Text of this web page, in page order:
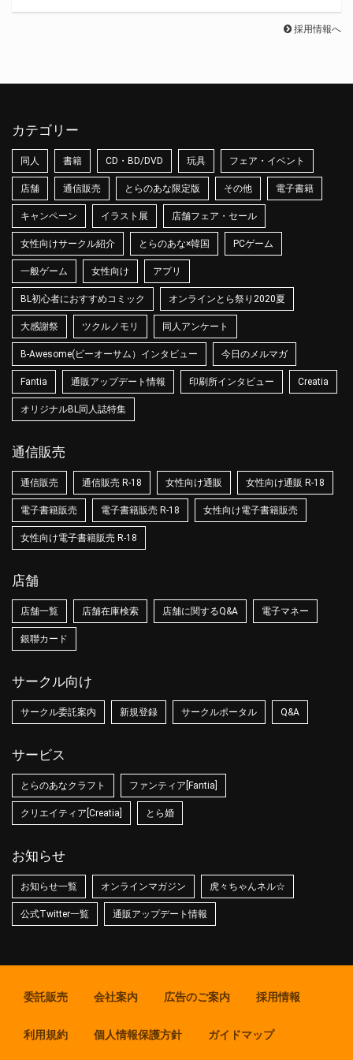
採用情報へ
カテゴリー
同人 書籍 CD・BD/DVD 玩具 フェア・イベント
店舗 通信販売 とらのあな限定版 その他 電子書籍
キャンペーン イラスト展 店舗フェア・セール
女性向けサークル紹介 とらのあな×韓国 PCゲーム
一般ゲーム 女性向け アプリ
BL初心者におすすめコミック オンラインとら祭り2020夏
大感謝祭 ツクルノモリ 同人アンケート
B-Awesome(ビーオーサム）インタビュー 今日のメルマガ
Fantia 通販アップデート情報 印刷所インタビュー Creatia
オリジナルBL同人誌特集
通信販売
通信販売 通信販売 R-18 女性向け通販 女性向け通販 R-18
電子書籍販売 電子書籍販売 R-18 女性向け電子書籍販売
女性向け電子書籍販売 R-18
店舗
店舗一覧 店舗在庫検索 店舗に関するQ&A 電子マネー
銀聯カード
サークル向け
サークル委託案内 新規登録 サークルポータル Q&A
サービス
とらのあなクラフト ファンティア[Fantia]
クリエイティア[Creatia] とら婚
お知らせ
お知らせ一覧 オンラインマガジン 虎々ちゃんネル☆
公式Twitter一覧 通販アップデート情報
委託販売 会社案内 広告のご案内 採用情報
利用規約 個人情報保護方針 ガイドマップ